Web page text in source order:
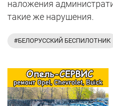
наложения
такие же нарушения.
#БЕЛОРУССКИЙ БЕСПИЛОТНИК